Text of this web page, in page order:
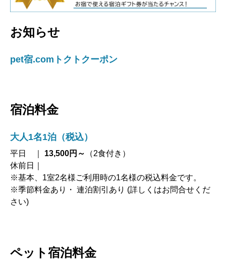
お知らせ
pet宿.comトクトクーポン
宿泊料金
大人1名1泊（税込）
平日 ｜ 13,500円～
（2食付き）
休前日｜
※基本、1室2名様ご利用時の1名様の税込料金です。
※季節料金あり・ 連泊割引あり (詳しくはお問合せくだ
さい)
ペット宿泊料金